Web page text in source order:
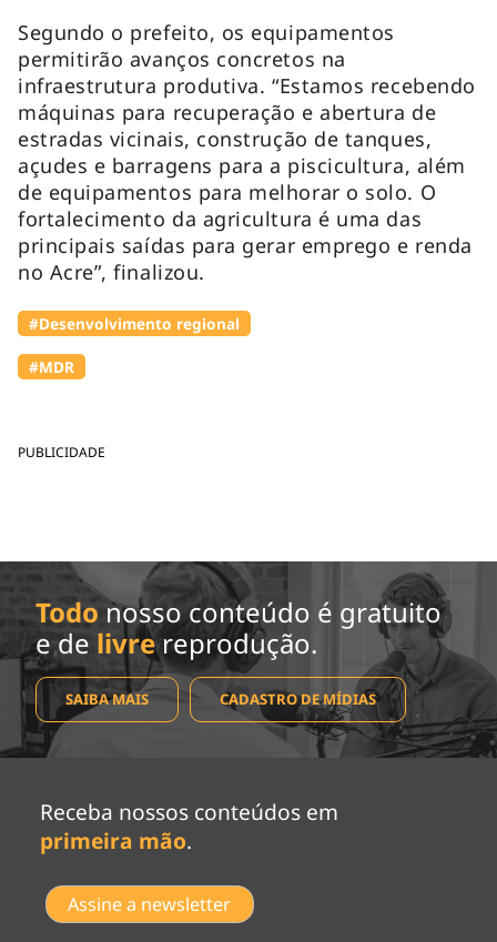
PUBLICIDADE
Segundo o prefeito, os equipamentos
permitirão avanços concretos na
infraestrutura produtiva. “Estamos recebendo
máquinas para recuperação e abertura de
estradas vicinais, construção de tanques,
açudes e barragens para a piscicultura, além
de equipamentos para melhorar o solo. O
fortalecimento da agricultura é uma das
principais saídas para gerar emprego e renda
no Acre”, finalizou.
#Desenvolvimento regional
#MDR
Todo nosso conteúdo é gratuito
e de livrereprodução.
SAIBA MAIS CADASTRO DE MÍDIAS
Receba nossos conteúdos em
primeira mão.
Assine a newsletter